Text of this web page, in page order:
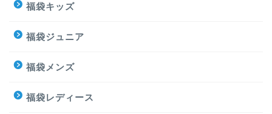
福袋キッズ
福袋ジュニア
福袋メンズ
福袋レディース